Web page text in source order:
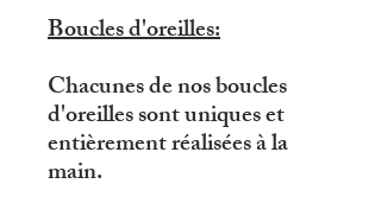
Boucles d'oreilles:
Chacunes de nos boucles
d'oreilles sont uniques et
entièrement réalisées à la
main.